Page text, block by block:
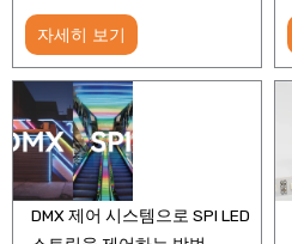
자세히 보기
DMX 제어 시스템으로 SPI LED